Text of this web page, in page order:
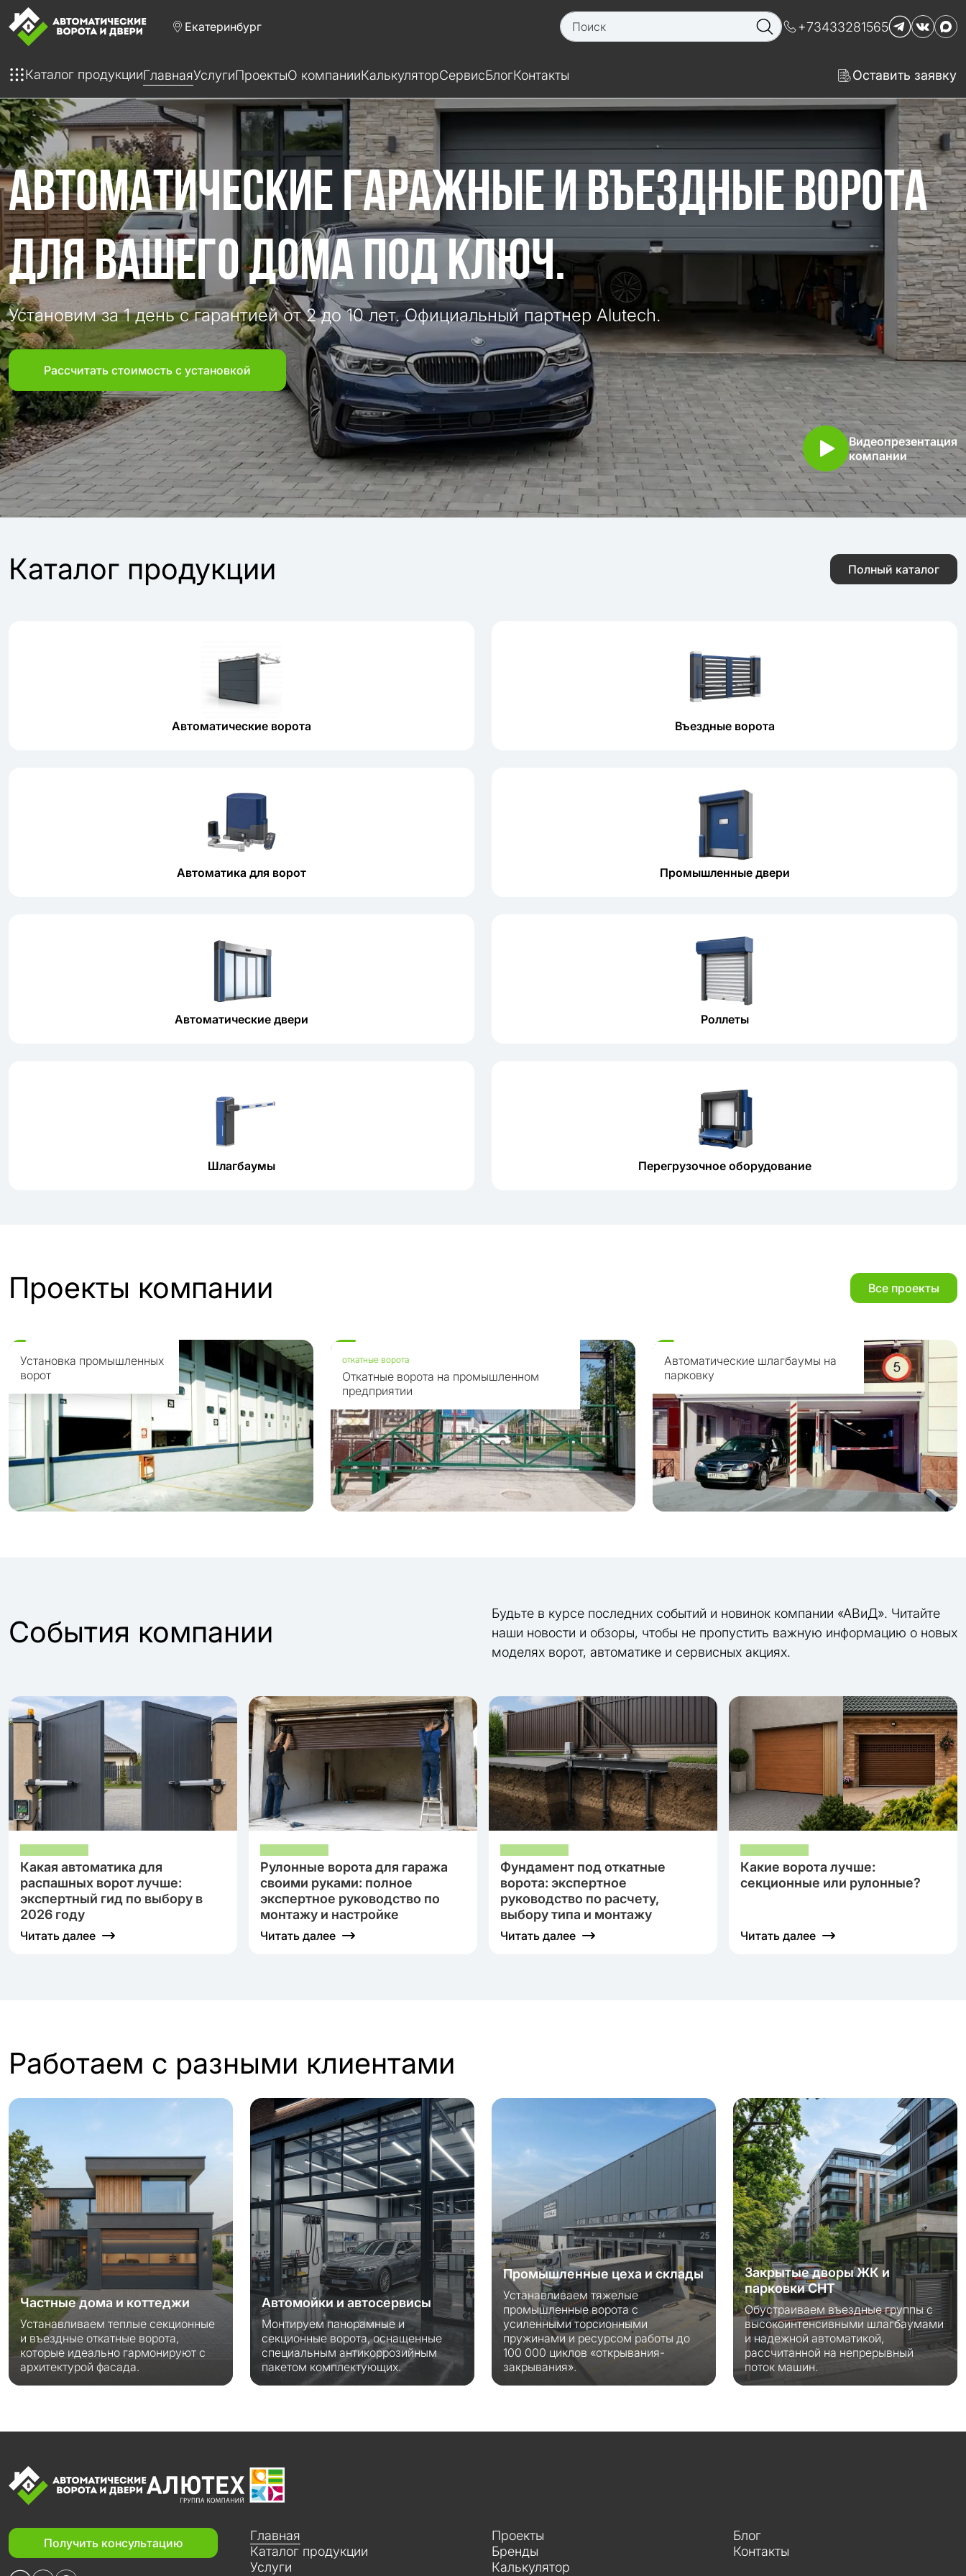
Екатеринбург +73433281565
Каталог продукцииГлавнаяУслугиПроектыО компанииКалькуляторСервисБлогКонтакты Оставить заявку
АВТОМАТИЧЕСКИЕ ГАРАЖНЫЕ И ВЪЕЗДНЫЕ ВОРОТА
ДЛЯ ВАШЕГО ДОМА ПОД КЛЮЧ.
Установим за 1 день с гарантией от 2 до 10 лет. Официальный партнер Alutech.
Рассчитать стоимость с установкой
Видеопрезентация
компании
Каталог продукции Полный каталог
Автоматические ворота Въездные ворота
Автоматика для ворот Промышленные двери
Автоматические двери Роллеты
Шлагбаумы Перегрузочное оборудование
Проекты компании Все проекты
Установка промышленных
ворот
откатные ворота
Откатные ворота на промышленном
предприятии
Автоматические шлагбаумы на
парковку
События компании
Будьте в курсе последних событий и новинок компании «АВиД». Читайте
наши новости и обзоры, чтобы не пропустить важную информацию о новых
моделях ворот, автоматике и сервисных акциях.
Какая автоматика для
распашных ворот лучше:
экспертный гид по выбору в
2026 году
Читать далее
Рулонные ворота для гаража
своими руками: полное
экспертное руководство по
монтажу и настройке
Читать далее
Фундамент под откатные
ворота: экспертное
руководство по расчету,
выбору типа и монтажу
Читать далее
Какие ворота лучше:
секционные или рулонные?
Читать далее
Работаем с разными клиентами
Частные дома и коттеджи
Устанавливаем теплые секционные
и въездные откатные ворота,
которые идеально гармонируют с
архитектурой фасада.
Автомойки и автосервисы
Монтируем панорамные и
секционные ворота, оснащенные
специальным антикоррозийным
пакетом комплектующих.
Промышленные цеха и склады
Устанавливаем тяжелые
промышленные ворота с
усиленными торсионными
пружинами и ресурсом работы до
100 000 циклов «открывания-
закрывания».
Закрытые дворы ЖК и
парковки СНТ
Обустраиваем въездные группы с
высокоинтенсивными шлагбаумами
и надежной автоматикой,
рассчитанной на непрерывный
поток машин.
Получить консультацию
Главная
Каталог продукции
Услуги
Проекты
Бренды
Калькулятор
Блог
Контакты